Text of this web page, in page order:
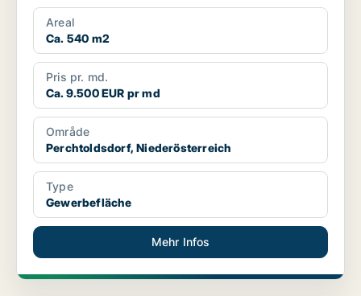
Areal
Ca. 540 m2
Pris pr. md.
Ca. 9.500 EUR pr md
Område
Perchtoldsdorf, Niederösterreich
Type
Gewerbefläche
Mehr Infos